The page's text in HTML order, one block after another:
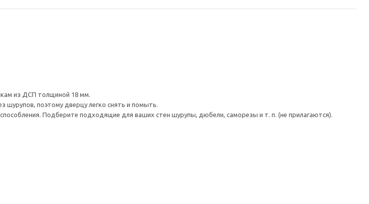
из ДСП толщиной 18 мм.
шурупов, поэтому дверцу легко снять и помыть.
Подберите подходящие для ваших стен шурупы, дюбели, саморезы и т. п. (не прилагаются).